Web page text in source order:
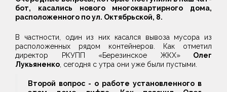
бот, касались нового многоквартирного дома,
расположенного по ул. Октябрьской, 8.
В частности, один из них касался вывоза мусора из
расположенных рядом контейнеров. Как отметил
директор РКУПП «Березинское ЖКХ»Олег
Лукьяненко, сегодня с утра они уже были пустыми.
Второй вопрос - о работе установленного в